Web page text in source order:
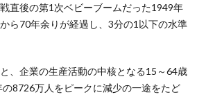
直後の第1次ベビーブームだった1949年
ら70年余りが経過し、3分の1以下の水準
、企業の生産活動の中核となる15～64歳
8726万人をピークに減少の一途をたど